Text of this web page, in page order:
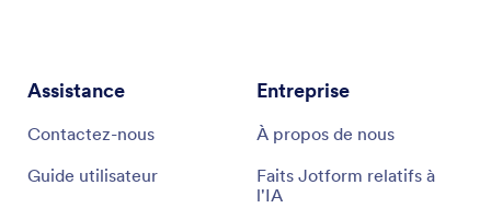
Assistance
Contactez-nous
Guide utilisateur
Entreprise
À propos de nous
Faits Jotform relatifs à
l'IA